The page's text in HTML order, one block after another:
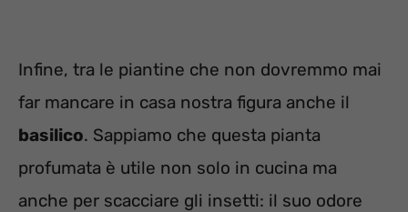
Infine, tra le piantine che non dovremmo mai
far mancare in casa nostra figura anche il
basilico. Sappiamo che questa pianta
profumata è utile non solo in cucina ma
anche per scacciare gli insetti: il suo odore